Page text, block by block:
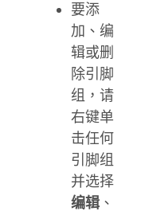
要添
加、编
辑或删
除引脚
组，请
右键单
击任何
引脚组
并选择
编辑 、